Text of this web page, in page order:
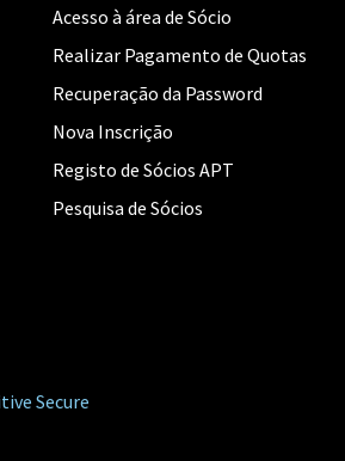
Acesso à área de Sócio
Realizar Pagamento de Quotas
Recuperação da Password
Nova Inscrição
Registo de Sócios APT
Pesquisa de Sócios
Secure